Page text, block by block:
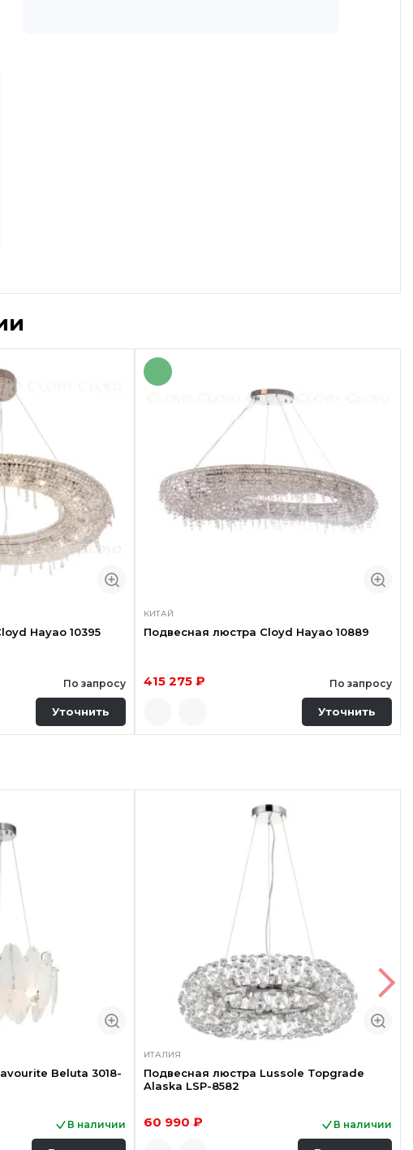
Hayao 10395
По запросу
Уточнить
КИТАЙ
Подвесная люстра Cloyd Hayao 10889
415 275 ₽ По запросу
Уточнить
Beluta 3018-
В наличии
ИТАЛИЯ
Подвесная люстра Lussole Topgrade
Alaska LSP-8582
60 990 ₽ В наличии